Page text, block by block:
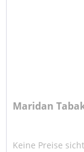
Maridan
Keine Preise